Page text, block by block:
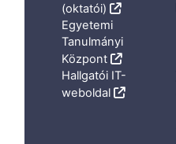
(oktatói)
Egyetemi
Tanulmányi
Központ
Hallgatói IT-
weboldal